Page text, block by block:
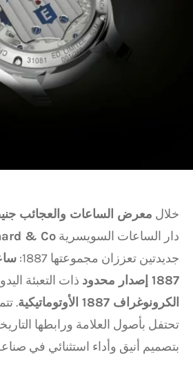
خلال معرض الساعات والعجائب جنيف
دار الساعات السويسرية & Co.
جديدتين تعززان مجموعتها 1887:
1887 إصدار محدود
ذات التعبئة
الكرونوغراف 1887 الأوتوماتيكية
.
تحتفل بأصول العلامة ورابطها
بتصميم أنيق وأداء استثنائي في